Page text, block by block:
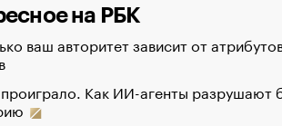
на РБК
ваш авторитет зависит от
Как ИИ-агенты разрушают